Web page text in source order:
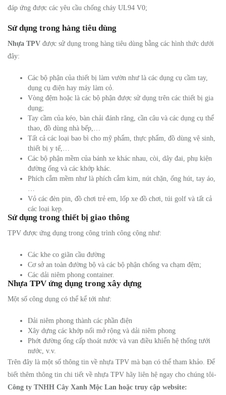
đáp ứng được các yêu cầu chống cháy UL94 V0;
Sử dụng trong hàng tiêu dùng
Nhựa TPV được sử dụng trong hàng tiêu dùng bằng các hình thức dưới
đây:
Các bộ phận của thiết bị làm vườn như là các dụng cụ cầm tay,
dụng cụ điện hay máy làm cỏ.
Vòng đệm hoặc là các bộ phận được sử dụng trên các thiết bị gia
dụng;
Tay cầm của kéo, bàn chải đánh răng, cần câu và các dụng cụ thể
thao, đồ dùng nhà bếp,…
Tất cả các loại bao bì cho mỹ phẩm, thực phẩm, đồ dùng vệ sinh,
thiết bị y tế,…
Các bộ phận mềm của bánh xe khác nhau, còi, dây đai, phụ kiện
đường ống và các khớp khác.
Phích cắm mềm như là phích cắm kim, nút chặn, ống hút, tay áo,
Vỏ các đèn pin, đồ chơi trẻ em, lốp xe đồ chơi, túi golf và tất cả
các loại kẹp.
Sử dụng trong thiết bị giao thông
TPV được ứng dụng trong công trình công cộng như:
Các khe co giãn cầu đường
Cơ sở an toàn đường bộ và các bộ phận chống va chạm đệm;
Các dải niêm phong container.
Nhựa TPV ứng dụng trong xây dựng
Một số công dụng có thể kể tới như:
Dải niêm phong thành các phần điện
Xây dựng các khớp nối mở rộng và dải niêm phong
Phớt đường ống cấp thoát nước và van điều khiển hệ thống tưới
nước, v.v.
Trên đây là một số thông tin về nhựa TPV mà bạn có thể tham khảo. Để
biết thêm thông tin chi tiết về nhựa TPV hãy liên hệ ngay cho chúng tôi-
Công ty TNHH Cây Xanh Mộc Lan hoặc truy cập website: